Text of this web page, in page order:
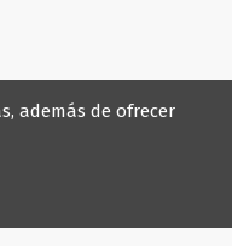
además de ofrecer